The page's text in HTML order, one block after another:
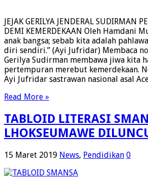
JEJAK GERILYA JENDERAL SUDIRMAN
DEMI KEMERDEKAAN Oleh Hamdani
anak bangsa; sebab kita adalah
diri sendiri.” (Ayi Jufridar) Membaca
Gerilya Sudirman membawa jiwa kita
pertempuran merebut kemerdekaan.
Ayi Jufridar sastrawan nasional asal
Read More »
TABLOID LITERASI
LHOKSEUMAWE
15 Maret 2019 News, Pendidikan 0